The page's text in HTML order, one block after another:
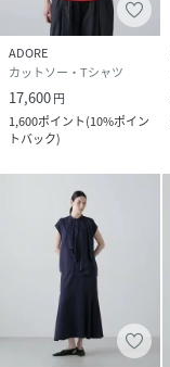
ADORE
カットソー・Tシャツ
17,600円
1,600ポイント(10%ポイン
トバック)